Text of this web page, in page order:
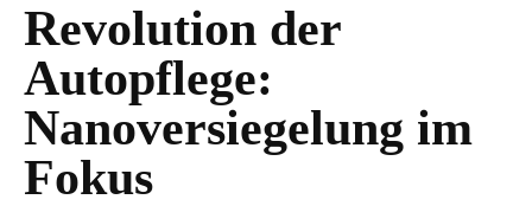
Revolution der
Autopflege:
Nanoversiegelung im
Fokus